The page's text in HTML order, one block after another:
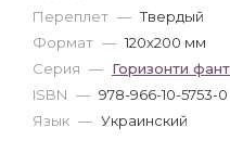
Переплет — Твердый
Формат — 120x200 мм
Серия — Горизонти
ISBN — 978-966-10-5753-0
Язык — Украинский